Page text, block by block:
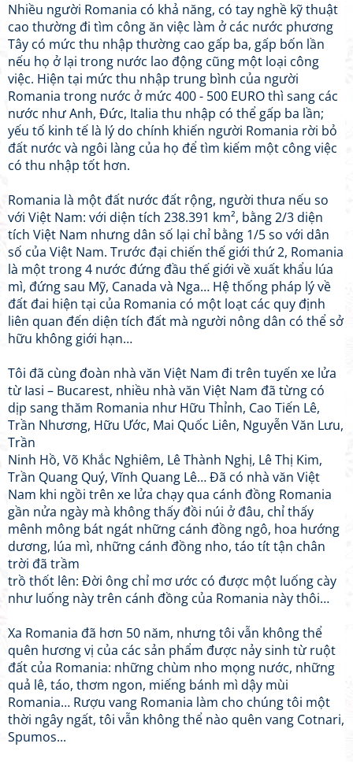
Nhiều người Romania có khả năng, có tay nghề kỹ thuật
cao thường đi tìm công ăn việc làm ở các nước phương
Tây có mức thu nhập thường cao gấp ba, gấp bốn lần
nếu họ ở lại trong nước lao động cũng một loại công
việc. Hiện tại mức thu nhập trung bình của người
Romania trong nước ở mức 400 - 500 EURO thì sang các
nước như Anh, Đức, Italia thu nhập có thể gấp ba lần;
yếu tố kinh tế là lý do chính khiến người Romania rời bỏ
đất nước và ngôi làng của họ để tìm kiếm một công việc
có thu nhập tốt hơn.
Romania là một đất nước đất rộng, người thưa nếu so
với Việt Nam: với diện tích 238.391 km², bằng 2/3 diện
tích Việt Nam nhưng dân số lại chỉ bằng 1/5 so với dân
số của Việt Nam. Trước đại chiến thế giới thứ 2, Romania
là một trong 4 nước đứng đầu thế giới về xuất khẩu lúa
mì, đứng sau Mỹ, Canada và Nga… Hệ thống pháp lý về
đất đai hiện tại của Romania có một loạt các quy định
liên quan đến diện tích đất mà người nông dân có thể sở
hữu không giới hạn…
Tôi đã cùng đoàn nhà văn Việt Nam đi trên tuyến xe lửa
từ Iasi – Bucarest, nhiều nhà văn Việt Nam đã từng có
dịp sang thăm Romania như Hữu Thỉnh, Cao Tiến Lê,
Trần Nhương, Hữu Ước, Mai Quốc Liên, Nguyễn Văn Lưu,
Trần
Ninh Hồ, Võ Khắc Nghiêm, Lê Thành Nghị, Lê Thị Kim,
Trần Quang Quý, Vĩnh Quang Lê… Đã có nhà văn Việt
Nam khi ngồi trên xe lửa chạy qua cánh đồng Romania
gần nửa ngày mà không thấy đồi núi ở đâu, chỉ thấy
mênh mông bát ngát những cánh đồng ngô, hoa hướng
dương, lúa mì, những cánh đồng nho, táo tít tận chân
trời đã trầm
trồ thốt lên: Đời ông chỉ mơ ước có được một luống cày
như luống này trên cánh đồng của Romania này thôi…
Xa Romania đã hơn 50 năm, nhưng tôi vẫn không thể
quên hương vị của các sản phẩm được nảy sinh từ ruột
đất của Romania: những chùm nho mọng nước, những
quả lê, táo, thơm ngon, miếng bánh mì dậy mùi
Romania… Rượu vang Romania làm cho chúng tôi một
thời ngây ngất, tôi vẫn không thể nào quên vang Cotnari,
Spumos...